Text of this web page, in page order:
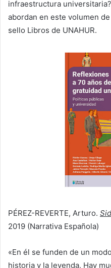
infraestructura
abordan en este volumen
sello Libros de UNAHUR.
PÉREZ-REVERTE, Arturo.
2019 (Narrativa Española)
«En él se funden de un
historia y la leyenda. Hay